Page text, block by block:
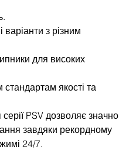
з різним
для високих
якості та
PSV дозволяє значно
завдяки рекордному
24/7.